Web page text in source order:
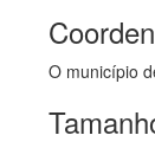
O município